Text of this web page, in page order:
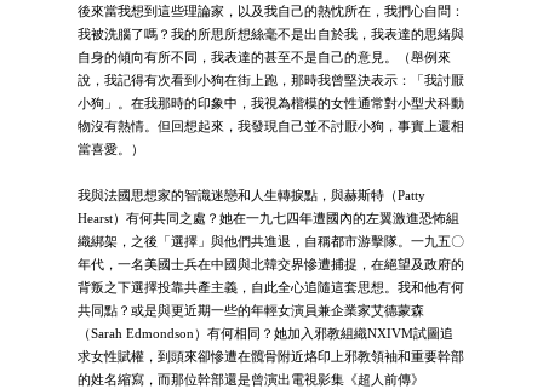
後來當我想到這些理論家，以及我自己的熱忱所在，我捫心自問：
我被洗腦了嗎？我的所思所想絲毫不是出自於我，我表達的思緒與
自身的傾向有所不同，我表達的甚至不是自己的意見。（舉例來
說，我記得有次看到小狗在街上跑，那時我曾堅決表示：「我討厭
小狗」。在我那時的印象中，我視為楷模的女性通常對小型犬科動
物沒有熱情。但回想起來，我發現自己並不討厭小狗，事實上還相
當喜愛。）
我與法國思想家的智識迷戀和人生轉捩點，與赫斯特（Patty
Hearst）有何共同之處？她在一九七四年遭國內的左翼激進恐怖組
織綁架，之後「選擇」與他們共進退，自稱都市游擊隊。一九五〇
年代，一名美國士兵在中國與北韓交界慘遭捕捉，在絕望及政府的
背叛之下選擇投靠共產主義，自此全心追隨這套思想。我和他有何
共同點？或是與更近期一些的年輕女演員兼企業家艾德蒙森
（Sarah Edmondson）有何相同？她加入邪教組織NXIVM試圖追
求女性賦權，到頭來卻慘遭在髖骨附近烙印上邪教領袖和重要幹部
的姓名縮寫，而那位幹部還是曾演出電視影集《超人前傳》